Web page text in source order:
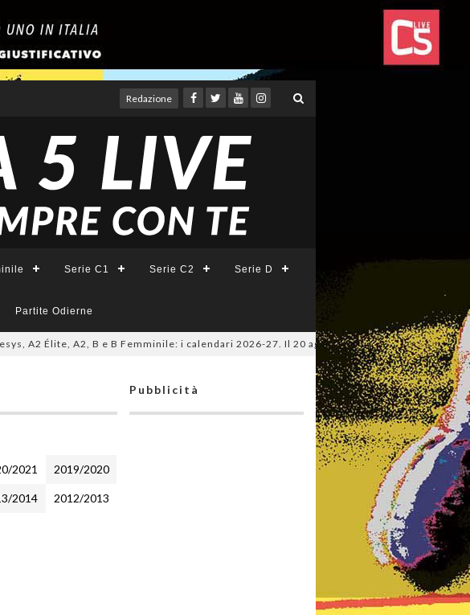
Redazione
Serie C1 Serie C2 Serie D
Partite Odierne
Élite, A2, B e B Femminile: i calendari 2026-27. Il 20 agosto la presentazione della Serie A
2021 2019/2020
2014 2012/2013
Pubblicità